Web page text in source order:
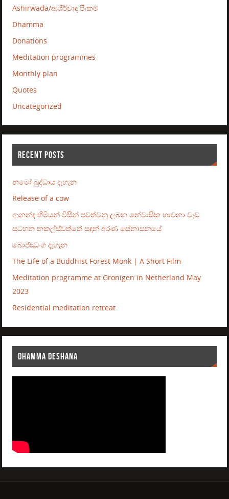
Ashirwada/ආශීර්වාද පිංකම්
Dhamma
Donations
Meditation programmes
Monthly plan
Quotes
Uncategorized
RECENT POSTS
නමෝ බුද්ධාය දැහැන
Release of a cow
ආනන්ද හිමියන් විසින් පවත්වනු ලබන නේවාසික භාවනා වැඩ
සටහන නකල්ස්වත්තේ සඳුන් අරණ සේනාසනයේ
බොජ්ඣංග දැහැන
The Life of a Buddhist Forest Monk | A Short Film
Meditation programme at Gronigen in Netherland May
2023
Residential meditation retreat
DHAMMA DESHANA